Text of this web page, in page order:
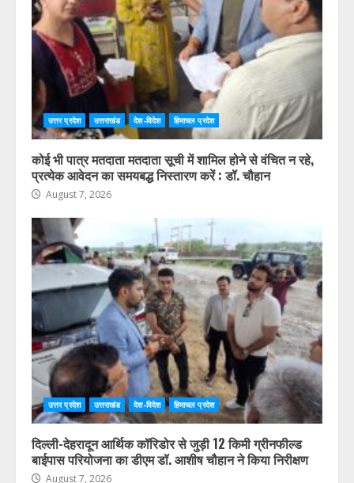
उत्तर प्रदेश उत्तराखंड देश-विदेश हिमाचल प्रदेश
कोई भी पात्र मतदाता मतदाता सूची में शामिल होने से वंचित न रहे,
प्रत्येक आवेदन का समयबद्ध निस्तारण करें : डॉ. चौहान
August 7, 2026
उत्तर प्रदेश उत्तराखंड देश-विदेश हिमाचल प्रदेश
दिल्ली-देहरादून आर्थिक कॉरिडोर से जुड़ी 12 किमी ग्रीनफील्ड
बाईपास परियोजना का डीएम डॉ. आशीष चौहान ने किया निरीक्षण
August 7, 2026